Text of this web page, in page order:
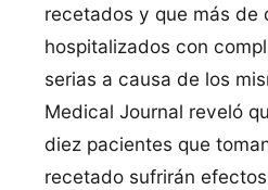
recetados y que más de
hospitalizados con
serias a causa de los
Medical Journal reveló
diez pacientes que
recetado sufrirán